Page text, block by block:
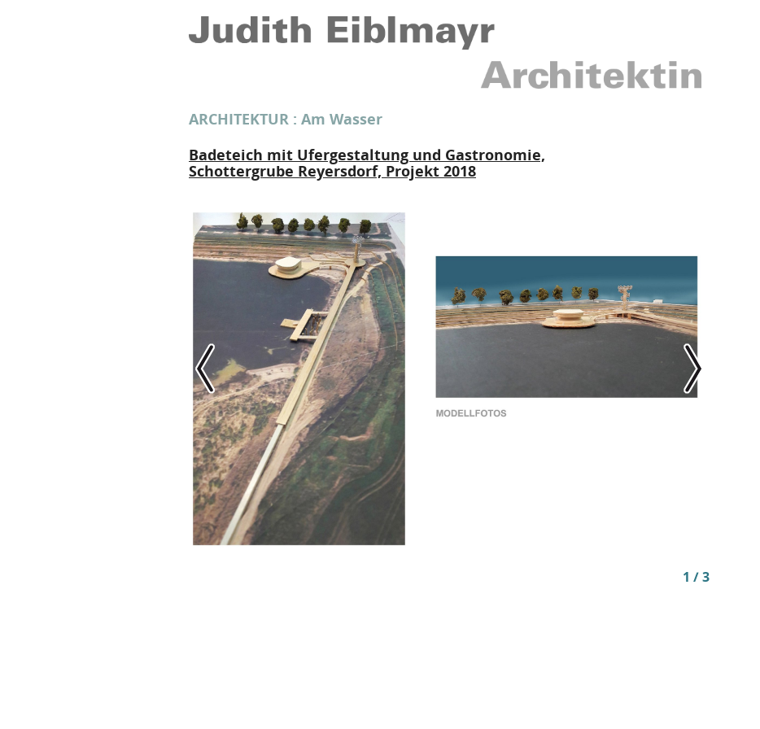
ARCHITEKTUR : Am Wasser
Badeteich mit Ufergestaltung und Gastronomie,
Schottergrube Reyersdorf, Projekt 2018
1 / 3